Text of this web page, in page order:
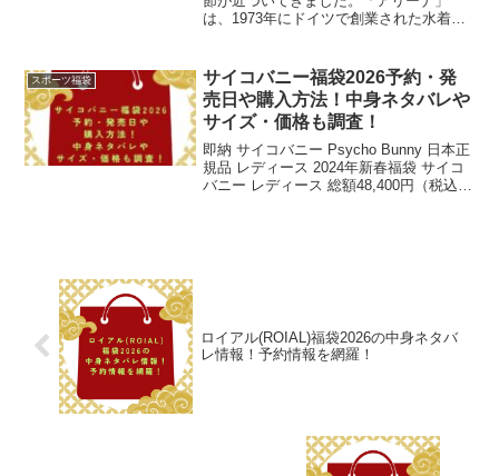
は、1973年にドイツで創業された水着ブ
日突然変わったり、かなり競争が激しい
業界ですが、...
スポーツ福袋
サイコバニー福袋2026予約・発
売日や購入方法！中身ネタバレや
サイズ・価格も調査！
即納 サイコバニー Psycho Bunny 日本正
規品 レディース 2024年新春福袋 サイコ
バニー レディース 総額48,400円（税込）
ロイアル(ROIAL)福袋2026の中身ネタバ
レ情報！予約情報を網羅！